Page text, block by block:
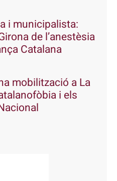
i municipalista:
de l’anestèsia
Catalana
mobilització a La
i els